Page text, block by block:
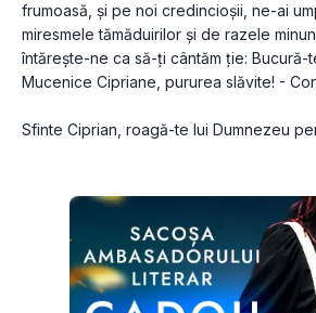
frumoasă, și pe noi credincioșii, ne-ai
miresmele tămăduirilor și de razele
întărește-ne ca să-ți cântăm ție: Bucură-
Mucenice Cipriane, pururea slăvite! -
Sfinte Ciprian, roagă-te lui Dumnezeu